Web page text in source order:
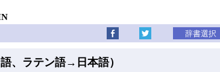
、ラテン語→日本語）